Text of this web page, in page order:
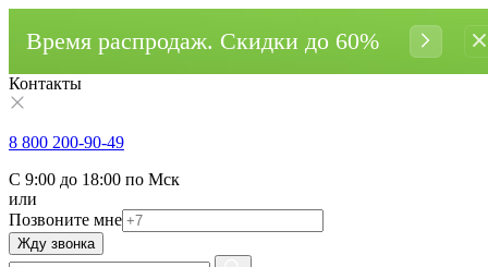
Время распродаж. Cкидки до 60%
Контакты
8 800 200-90-49
С 9:00 до 18:00 по Мск
или
Позвоните мне
Жду звонка